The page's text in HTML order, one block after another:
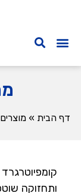
דף הבית »מוצרים
ותחזוקה